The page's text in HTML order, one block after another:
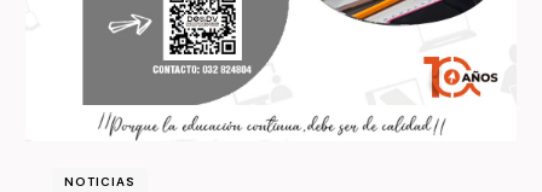
NOTICIAS